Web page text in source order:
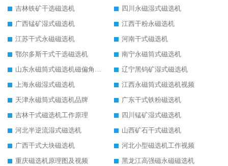
吉林铁矿干选磁选机
四川永磁湿式磁选机
广西锰矿湿式磁选机
江西干粉永磁选机
江苏干式永磁磁选机
河南干式磁选机
鄂尔多斯干式干选磁选机
南宁永磁筒式磁选机
山东永磁筒式磁选机磁偏角怎么调整
辽宁黑钨矿湿式磁选机
上海永磁湿式磁选机
江西永磁筒式磁选机视频
天津永磁筒式磁选机品牌
广东干式铁粉磁选机
吉林干式磁选机工作原理
四川锰矿湿式磁选机
河北半逆流湿式磁选机
山西矿石干式磁选机
广西干式大块磁选机
河北小型磁选机工作视频
重庆磁选机原理图及视频
黑龙江高强磁永磁磁选机